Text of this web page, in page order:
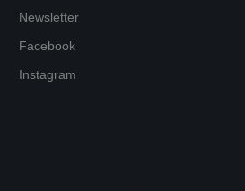
Newsletter
Facebook
Instagram